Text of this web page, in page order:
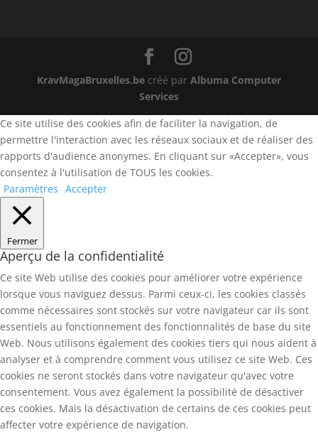
KravMagaBruxelles.becréé par Albuma Computer
Services
Ce site utilise des cookies afin de faciliter la navigation, de
permettre l'interaction avec les réseaux sociaux et de réaliser des
rapports d'audience anonymes. En cliquant sur «Accepter», vous
consentez à l'utilisation de TOUS les cookies.
Paramètres Accepter
Fermer
Aperçu de la confidentialité
Ce site Web utilise des cookies pour améliorer votre expérience
lorsque vous naviguez dessus. Parmi ceux-ci, les cookies classés
comme nécessaires sont stockés sur votre navigateur car ils sont
essentiels au fonctionnement des fonctionnalités de base du site
Web. Nous utilisons également des cookies tiers qui nous aident à
analyser et à comprendre comment vous utilisez ce site Web. Ces
cookies ne seront stockés dans votre navigateur qu'avec votre
consentement. Vous avez également la possibilité de désactiver
ces cookies. Mais la désactivation de certains de ces cookies peut
affecter votre expérience de navigation.